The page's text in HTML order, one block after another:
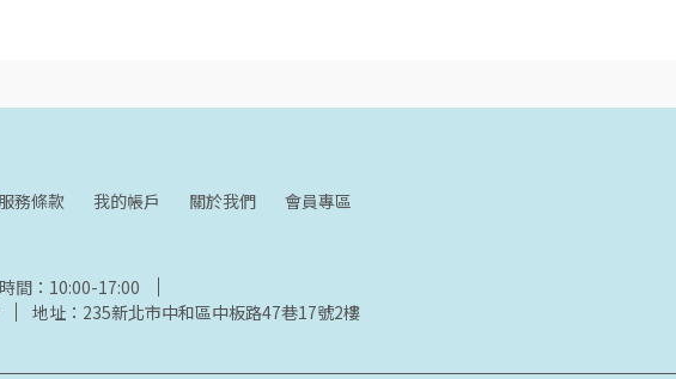
服務條款 我的帳戶 關於我們 會員專區
間：10:00-17:00
地址：235新北市中和區中板路47巷17號2樓